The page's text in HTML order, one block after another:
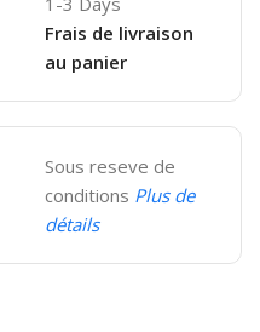
Frais de livraison
au panier
Sous reseve de
conditions Plus de
détails